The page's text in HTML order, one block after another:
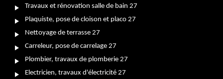
Travaux et rénovation salle de bain 27
Plaquiste, pose de cloison et placo 27
Nettoyage de terrasse 27
Carreleur, pose de carrelage 27
Plombier, travaux de plomberie 27
Electricien, travaux d'électricité 27